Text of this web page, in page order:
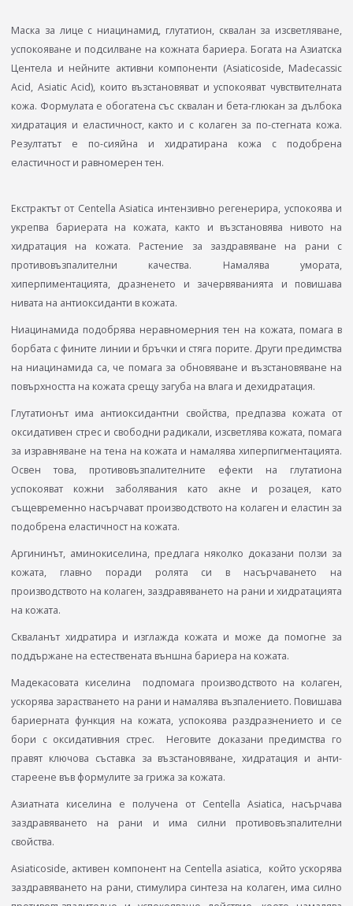
Маска за лице с ниацинамид, глутатион, сквалан за изсветляване,
успокояване и подсилване на кожната бариера. Богата на Азиатска
Центела и нейните активни компоненти (Asiaticoside, Madecassic
Acid, Asiatic Acid), които възстановяват и успокояват чувствителната
кожа. Формулата е обогатена със сквалан и бета-глюкан за дълбока
хидратация и еластичност, както и с колаген за по-стегната кожа.
Резултатът е по-сияйна и хидратирана кожа с подобрена
еластичност и равномерен тен.
Екстрактът от Centella Asiatica интензивно регенерира, успокоява и
укрепва бариерата на кожата, както и възстановява нивото на
хидратация на кожата. Растение за заздравяване на рани с
противовъзпалителни качества. Намалява умората,
хиперпиментацията, дразненето и зачервяванията и повишава
нивата на антиоксиданти в кожата.
Ниацинамида подобрява неравномерния тен на кожата, помага в
борбата с фините линии и бръчки и стяга порите. Други предимства
на ниацинамида са, че помага за обновяване и възстановяване на
повърхността на кожата срещу загуба на влага и дехидратация.
Глутатионът има антиоксидантни свойства, предпазва кожата от
оксидативен стрес и свободни радикали, изсветлява кожата, помага
за изравняване на тена на кожата и намалява хиперпигментацията.
Освен това, противовъзпалителните ефекти на глутатиона
успокояват кожни заболявания като акне и розацея, като
същевременно насърчават производството на колаген и еластин за
подобрена еластичност на кожата.
Аргининът, аминокиселина, предлага няколко доказани ползи за
кожата, главно поради ролята си в насърчаването на
производството на колаген, заздравяването на рани и хидратацията
на кожата.
Скваланът хидратира и изглажда кожата и може да помогне за
поддържане на естествената външна бариера на кожата.
Мадекасовата киселина подпомага производството на колаген,
ускорява зарастването на рани и намалява възпалението. Повишава
бариерната функция на кожата, успокоява раздразнението и се
бори с оксидативния стрес. Неговите доказани предимства го
правят ключова съставка за възстановяване, хидратация и анти-
стареене във формулите за грижа за кожата.
Азиатната киселина e получена от Centella Asiatica, насърчава
заздравяването на рани и има силни противовъзпалителни
свойства.
Asiaticoside, активен компонент на Centella asiatica, който ускорява
заздравяването на рани, стимулира синтеза на колаген, има силно